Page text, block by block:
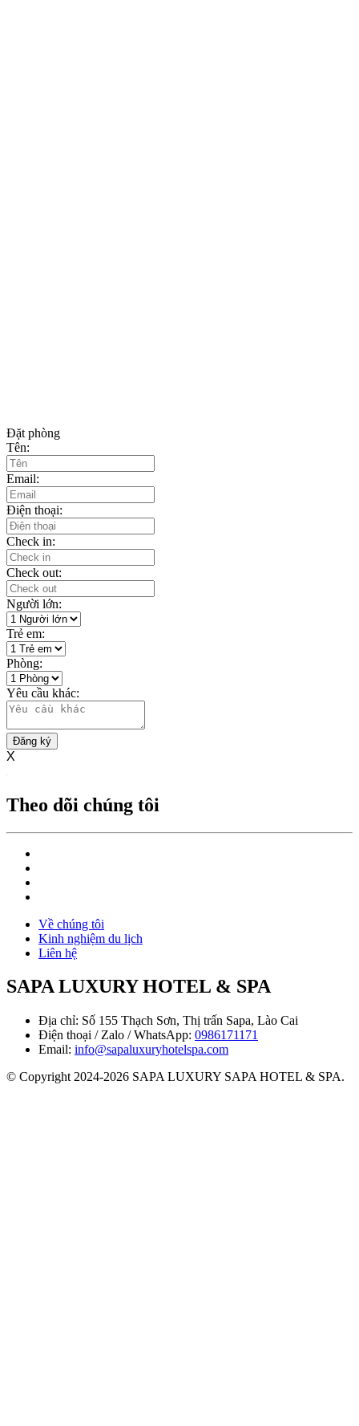
Đặt phòng
Tên:
Email:
Điện thoại:
Check in:
Check out:
Người lớn:
Trẻ em:
Phòng:
Yêu cầu khác:
Đăng ký
X
Theo dõi chúng tôi
Về chúng tôi
Kinh nghiệm du lịch
Liên hệ
SAPA LUXURY HOTEL & SPA
Địa chỉ: Số 155 Thạch Sơn, Thị trấn Sapa, Lào Cai
Điện thoại / Zalo / WhatsApp: 0986171171
Email: info@sapaluxuryhotelspa.com
© Copyright 2024-2026 SAPA LUXURY SAPA HOTEL & SPA.